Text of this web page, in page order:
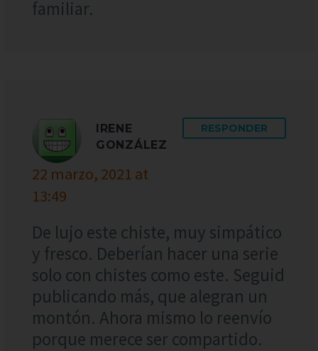
familiar.
IRENE
GONZÁLEZ
22 marzo, 2021 at
13:49
RESPONDER
De lujo este chiste, muy simpático
y fresco. Deberían hacer una serie
solo con chistes como este. Seguid
publicando más, que alegran un
montón. Ahora mismo lo reenvío
porque merece ser compartido.